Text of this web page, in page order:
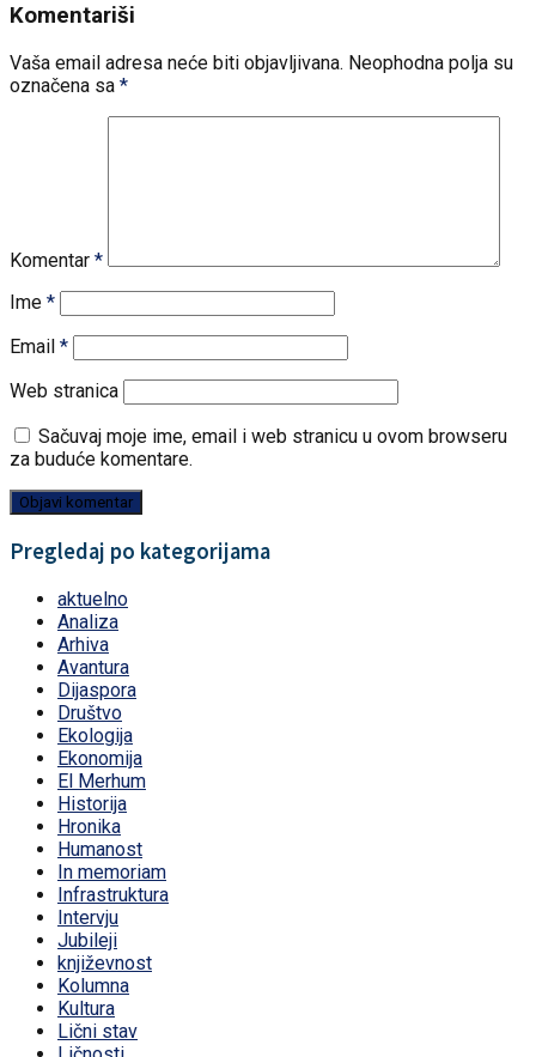
Komentariši
Vaša email adresa neće biti objavljivana. Neophodna polja su
označena sa *
Komentar *
Ime *
Email *
Web stranica
Sačuvaj moje ime, email i web stranicu u ovom browseru
za buduće komentare.
Pregledaj po kategorijama
aktuelno
Analiza
Arhiva
Avantura
Dijaspora
Društvo
Ekologija
Ekonomija
El Merhum
Historija
Hronika
Humanost
In memoriam
Infrastruktura
Intervju
Jubileji
književnost
Kolumna
Kultura
Lični stav